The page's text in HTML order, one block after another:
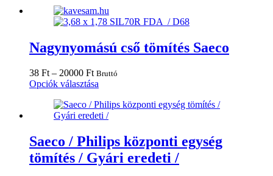
5000 Ft
terméknek
több
van.
A
a
termékoldalon
választhatók
ki
Nagynyomású cső tömítés Saeco
38 Ft – 20000 FtÁrtartomány:
38 Ft
20000 Ft
Bruttó
Opciók választása
terméknek
több
van.
A
változatok
Saeco / Philips központi egység
tömítés / Gyári eredeti /